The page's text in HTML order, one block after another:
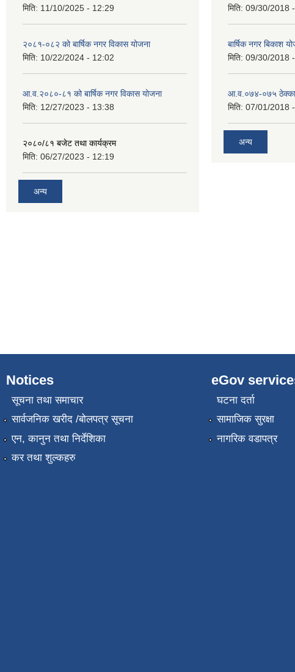
मिति: 11/10/2025 - 12:29
२०८१-०८२ को बार्षिक नगर विकास योजना
मिति: 10/22/2024 - 12:02
आ.व.२०८०-८१ को बार्षिक नगर विकास योजना
मिति: 12/27/2023 - 13:38
२०८०/८१ बजेट तथा कार्यक्रम
मिति: 06/27/2023 - 12:19
अन्य
मिति: 09/30/2018
बार्षिक नगर बिकाश
मिति: 09/30/2018
आ.व.०७४-०७५ ठेक्का
मिति: 07/01/2018
अन्य
Notices
सूचना तथा समाचार
सार्वजनिक खरीद /बोलपत्र सूचना
एन, कानुन तथा निर्देशिका
कर तथा शुल्कहरु
eGov
घटना दर्ता
सामाजिक सुरक्षा
नागरिक वडापत्र